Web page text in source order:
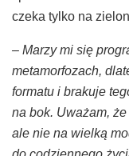
czeka tylko na
– Marzy mi się
metamorfozach,
formatu i brakuje
na bok. Uważam,
ale nie na wielką